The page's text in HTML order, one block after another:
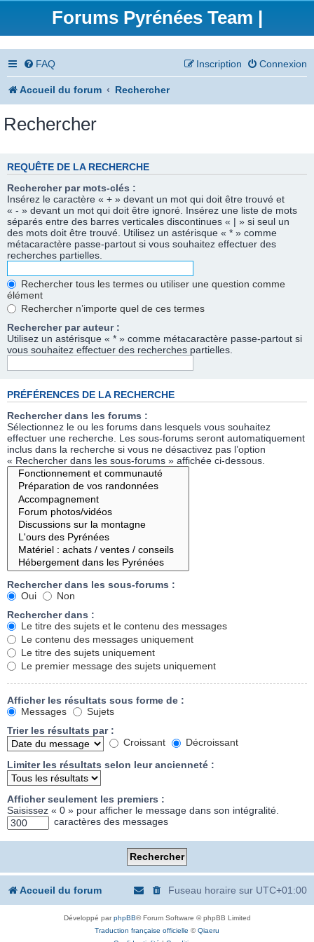
Forums Pyrénées Team |
FAQ Connexion
Inscription
Accueil du forum Rechercher
Rechercher
REQUÊTE DE LA RECHERCHE
Rechercher par mots-clés :
Insérez le caractère « + » devant un mot qui doit être trouvé et
« - » devant un mot qui doit être ignoré. Insérez une liste de mots
séparés entre des barres verticales discontinues « | » si seul un
des mots doit être trouvé. Utilisez un astérisque « * » comme
métacaractère passe-partout si vous souhaitez effectuer des
recherches partielles.
Rechercher tous les termes ou utiliser une question comme
élément
Rechercher n’importe quel de ces termes
Rechercher par auteur :
Utilisez un astérisque « * » comme métacaractère passe-partout si
vous souhaitez effectuer des recherches partielles.
PRÉFÉRENCES DE LA RECHERCHE
Rechercher dans les forums :
Sélectionnez le ou les forums dans lesquels vous souhaitez
effectuer une recherche. Les sous-forums seront automatiquement
inclus dans la recherche si vous ne désactivez pas l’option
« Rechercher dans les sous-forums » affichée ci-dessous.
Rechercher dans les sous-forums :
Oui
Non
Rechercher dans :
Le titre des sujets et le contenu des messages
Le contenu des messages uniquement
Le titre des sujets uniquement
Le premier message des sujets uniquement
Afficher les résultats sous forme de :
Messages
Sujets
Trier les résultats par :
Croissant
Décroissant
Limiter les résultats selon leur ancienneté :
Afficher seulement les premiers :
Saisissez « 0 » pour afficher le message dans son intégralité.
caractères des messages
Accueil du forum Fuseau horaire sur UTC+01:00
Développé parphpBB® Forum Software © phpBB Limited
Traduction française officielle ©Qiaeru